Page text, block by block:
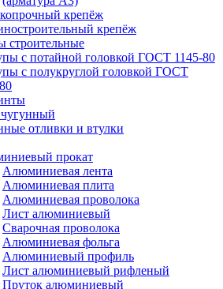
крепёж
крепёж
строительные
с потайной головкой ГОСТ 1145-80
с полукруглой головкой ГОСТ
отливки и втулки
прокат
Алюминиевая лента
Алюминиевая плита
Алюминиевая проволока
Лист алюминиевый
Сварочная проволока
Алюминиевая фольга
Алюминиевый профиль
Лист алюминиевый рифленый
Пруток алюминиевый